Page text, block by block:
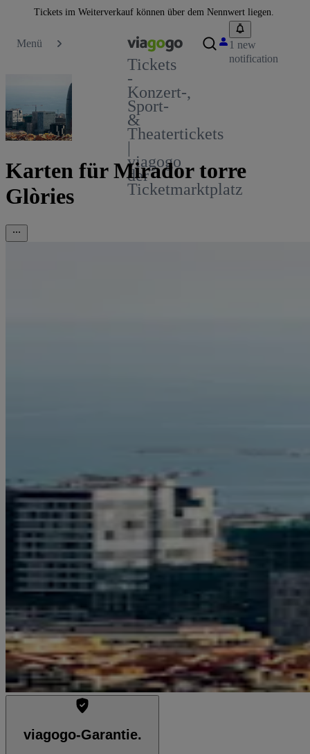
Tickets im Weiterverkauf können über dem Nennwert liegen.
Menü
Tickets
-
Konzert-,
Sport-
&
Theatertickets
|
viagogo
der
Ticketmarktplatz
1 new
notification
Karten für Mirador torre
Glòries
viagogo-Garantie.